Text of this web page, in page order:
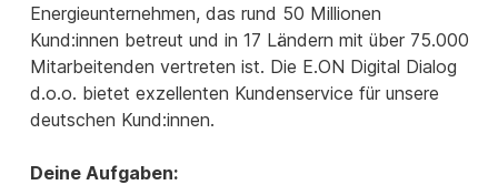
Energieunternehmen, das rund 50 Millionen
Kund:innen betreut und in 17 Ländern mit über 75.000
Mitarbeitenden vertreten ist. Die E.ON Digital Dialog
d.o.o. bietet exzellenten Kundenservice für unsere
deutschen Kund:innen.
Deine Aufgaben: